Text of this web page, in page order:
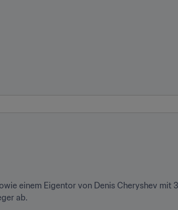
einem Eigentor von Denis Cheryshev mit
ab.